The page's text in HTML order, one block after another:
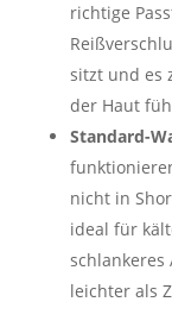
richtige
sitzt und es
der Haut
Standard-
nicht in
ideal für
schlankeres
leichter als